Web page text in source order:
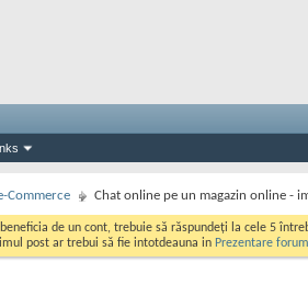
Commerce Chat online pe un magazin online -
de un cont, trebuie să răspundeți la cele 5
post ar trebui să fie intotdeauna in Prezentare